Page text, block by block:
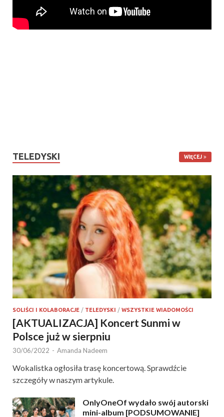
TELEDYSKI WIĘCEJ
SOLIŚCI I KOLABORACJE / TELEDYSKI / WSZYSTKIE WIADOMOŚCI
[AKTUALIZACJA] Koncert Sunmi w
Polsce już w sierpniu
30/06/2022 - Amanda Nadeem
Wokalistka ogłosiła trasę koncertową. Sprawdźcie
szczegóły w naszym artykule.
OnlyOneOf wydało swój autorski
mini-album [PODSUMOWANIE]